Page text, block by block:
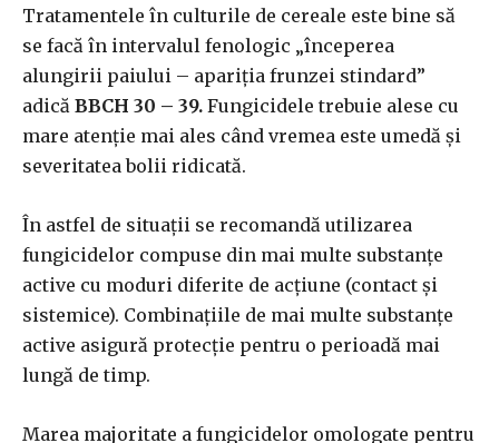
Tratamentele în culturile de cereale este bine să
se facă în intervalul fenologic „începerea
alungirii paiului – apariția frunzei stindard”
adică BBCH 30 – 39. Fungicidele trebuie alese cu
mare atenție mai ales când vremea este umedă și
severitatea bolii ridicată.
În astfel de situații se recomandă utilizarea
fungicidelor compuse din mai multe substanțe
active cu moduri diferite de acțiune (contact și
sistemice). Combinațiile de mai multe substanțe
active asigură protecție pentru o perioadă mai
lungă de timp.
Marea majoritate a fungicidelor omologate pentru